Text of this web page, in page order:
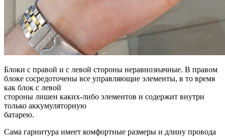
Блоки с правой и с левой стороны неравнозначные. В правом
блоке сосредоточены все управляющие элементы, в то время
как блок с левой
стороны лишен каких-либо элементов и содержит внутри
только аккумуляторную
батарею.
Сама гарнитура имеет комфортные размеры и длину провода